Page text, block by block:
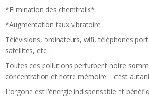
*Elimination des chemtrails*
*Augmentation taux vibratoire
Télévisions, ordinateurs, wifi, téléphones
satellites, etc…
Toutes ces pollutions perturbent notre
concentration et notre mémoire… c’est
L’orgone est l‘énergie indispensable et